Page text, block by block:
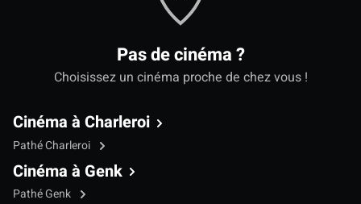
Pas de cinéma ?
Choisissez un cinéma proche de chez vous !
Cinéma à Charleroi
Pathé Charleroi
Cinéma à Genk
Pathé Genk